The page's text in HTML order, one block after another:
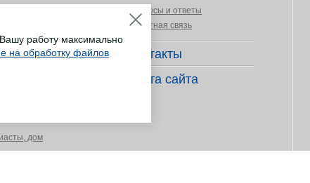
дом
Вопросы и ответы
Обратная связь
Контакты
Карта сайта
работу максимально
на обработку файлов